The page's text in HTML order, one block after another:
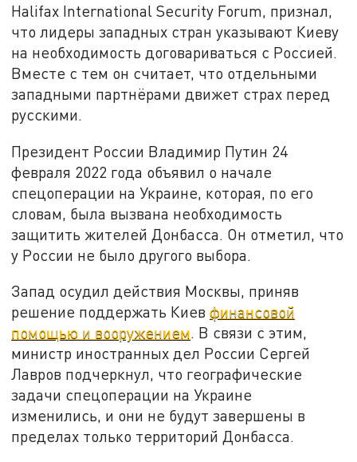
Halifax International Security Forum, признал,
что лидеры западных стран указывают Киеву
на необходимость договариваться с Россией.
Вместе с тем он считает, что отдельными
западными партнёрами движет страх перед
русскими.
Президент России Владимир Путин 24
февраля 2022 года объявил о начале
спецоперации на Украине, которая, по его
словам, была вызвана необходимость
защитить жителей Донбасса. Он отметил, что
у России не было другого выбора.
Запад осудил действия Москвы, приняв
решение поддержать Киевфинансовой
помощью и вооружением. В связи с этим,
министр иностранных дел России Сергей
Лавров подчеркнул, что географические
задачи спецоперации на Украине
изменились, и они не будут завершены в
пределах только территорий Донбасса.